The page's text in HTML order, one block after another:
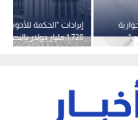
إيرادات "الحكمة للأدوية"
1.728 مليار دولار بالنصف الأول